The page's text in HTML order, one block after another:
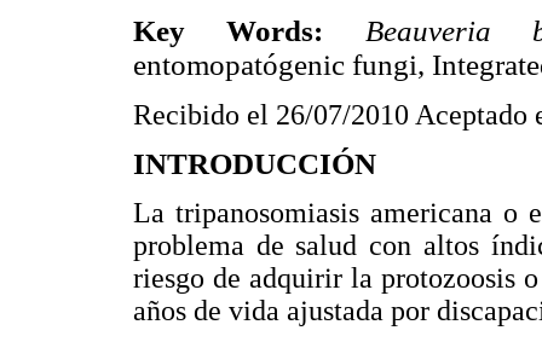
Key Words: Beauveria
entomopatógenic fungi,
Recibido el 26/07/2010 Aceptado
INTRODUCCIÓN
La tripanosomiasis americana o
problema de salud con altos
riesgo de adquirir la protozoosis
años de vida ajustada por